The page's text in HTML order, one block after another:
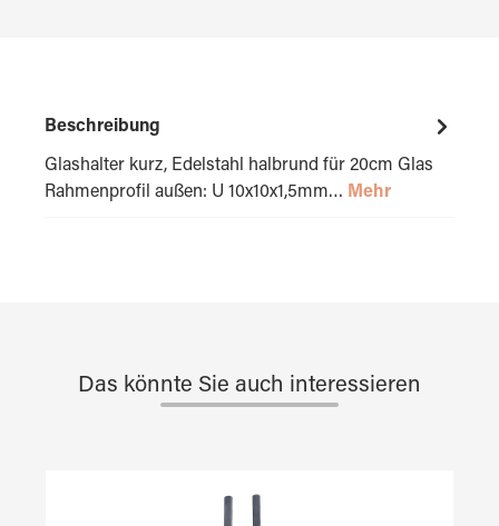
Beschreibung
Glashalter kurz, Edelstahl halbrund für 20cm Glas
Rahmenprofil außen: U 10x10x1,5mm… Mehr
Das könnte Sie auch interessieren